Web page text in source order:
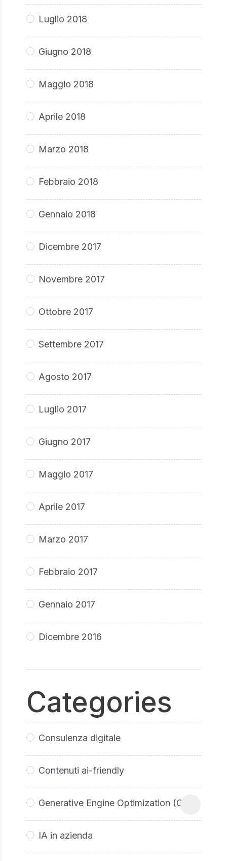
Luglio 2018
Giugno 2018
Maggio 2018
Aprile 2018
Marzo 2018
Febbraio 2018
Gennaio 2018
Dicembre 2017
Novembre 2017
Ottobre 2017
Settembre 2017
Agosto 2017
Luglio 2017
Giugno 2017
Maggio 2017
Aprile 2017
Marzo 2017
Febbraio 2017
Gennaio 2017
Dicembre 2016
Categories
Consulenza digitale
Contenuti ai-friendly
Generative Engine Optimization (GEO
IA in azienda